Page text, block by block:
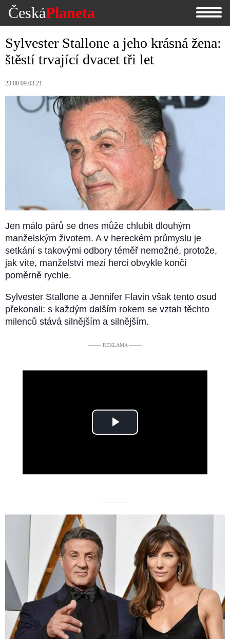
ČeskáPlaneta
Sylvester Stallone a jeho krásná žena:
štěstí trvající dvacet tři let
23:00 09.03.21
Jen málo párů se dnes může chlubit dlouhým
manželským životem. A v hereckém průmyslu je
setkání s takovými odbory téměř nemožné, protože,
jak víte, manželství mezi herci obvykle končí
poměrně rychle.
Sylvester Stallone a Jennifer Flavin však tento osud
překonali: s každým dalším rokem se vztah těchto
milenců stává silnějším a silnějším.
––––– REKLAMA –––––
Play
––––––––––